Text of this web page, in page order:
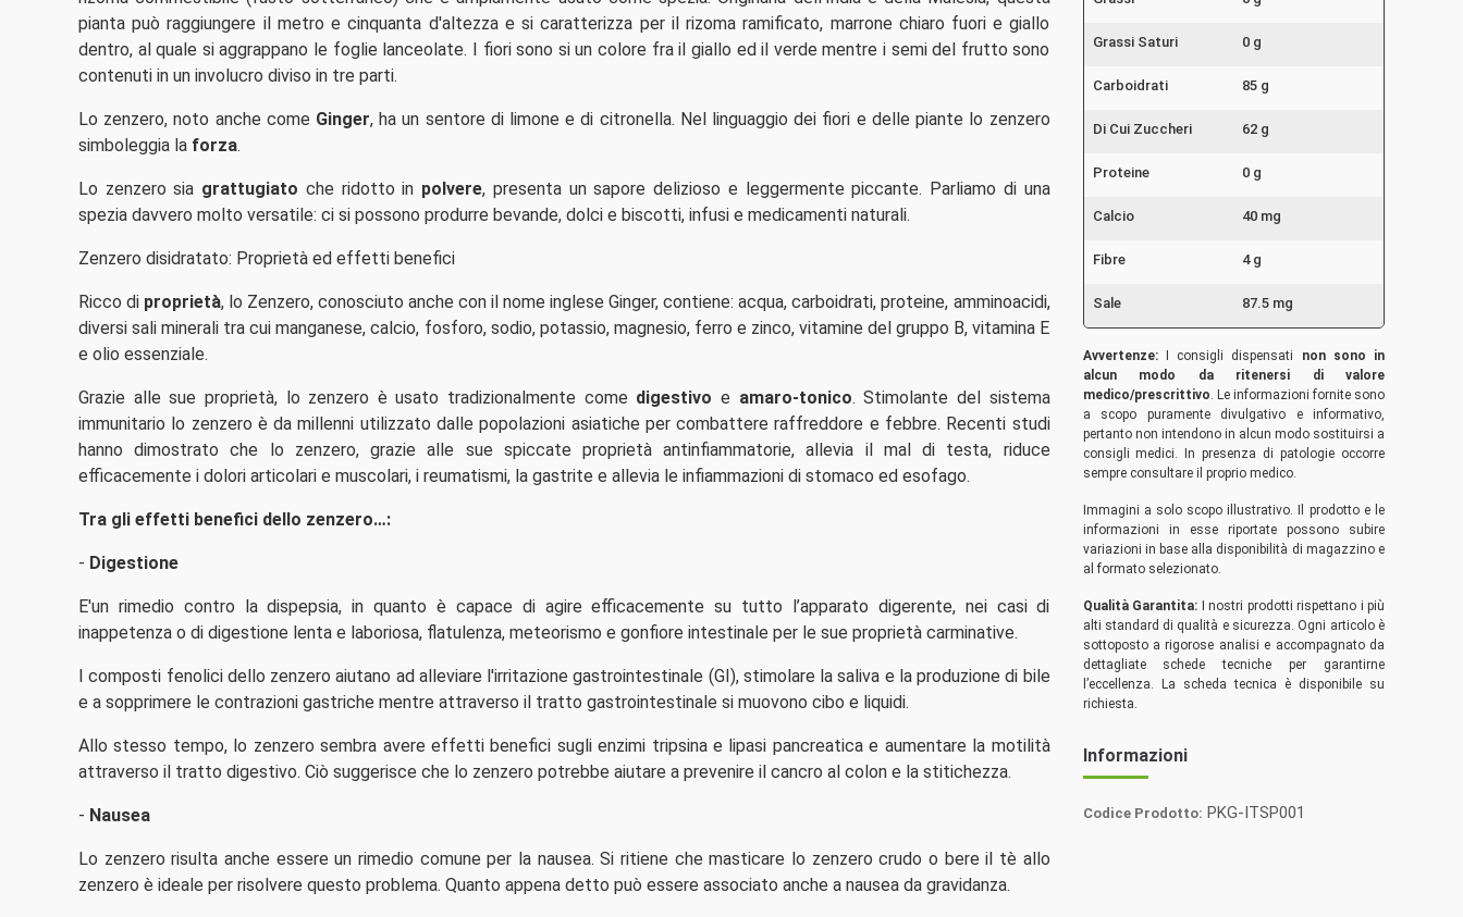
pianta può raggiungere il metro e cinquanta d'altezza e si caratterizza per il rizoma ramificato, marrone chiaro fuori e giallo
dentro, al quale si aggrappano le foglie lanceolate. I fiori sono si un colore fra il giallo ed il verde mentre i semi del frutto sono
contenuti in un involucro diviso in tre parti.
Lo zenzero, noto anche come Ginger, ha un sentore di limone e di citronella. Nel linguaggio dei fiori e delle piante lo zenzero
simboleggia la forza.
Lo zenzero sia grattugiato che ridotto in polvere, presenta un sapore delizioso e leggermente piccante. Parliamo di una
spezia davvero molto versatile: ci si possono produrre bevande, dolci e biscotti, infusi e medicamenti naturali.
Zenzero disidratato: Proprietà ed effetti benefici
Ricco di proprietà, lo Zenzero, conosciuto anche con il nome inglese Ginger, contiene: acqua, carboidrati, proteine, amminoacidi,
diversi sali minerali tra cui manganese, calcio, fosforo, sodio, potassio, magnesio, ferro e zinco, vitamine del gruppo B, vitamina E
e olio essenziale.
Grazie alle sue proprietà, lo zenzero è usato tradizionalmente come digestivo e amaro-tonico. Stimolante del sistema
immunitario lo zenzero è da millenni utilizzato dalle popolazioni asiatiche per combattere raffreddore e febbre. Recenti studi
hanno dimostrato che lo zenzero, grazie alle sue spiccate proprietà antinfiammatorie, allevia il mal di testa, riduce
efficacemente i dolori articolari e muscolari, i reumatismi, la gastrite e allevia le infiammazioni di stomaco ed esofago.
Tra gli effetti benefici dello zenzero…:
- Digestione
E'un rimedio contro la dispepsia, in quanto è capace di agire efficacemente su tutto l’apparato digerente, nei casi di
inappetenza o di digestione lenta e laboriosa, flatulenza, meteorismo e gonfiore intestinale per le sue proprietà carminative.
I composti fenolici dello zenzero aiutano ad alleviare l'irritazione gastrointestinale (GI), stimolare la saliva e la produzione di bile
e a sopprimere le contrazioni gastriche mentre attraverso il tratto gastrointestinale si muovono cibo e liquidi.
Allo stesso tempo, lo zenzero sembra avere effetti benefici sugli enzimi tripsina e lipasi pancreatica e aumentare la motilità
attraverso il tratto digestivo. Ciò suggerisce che lo zenzero potrebbe aiutare a prevenire il cancro al colon e la stitichezza.
- Nausea
Lo zenzero risulta anche essere un rimedio comune per la nausea. Si ritiene che masticare lo zenzero crudo o bere il tè allo
zenzero è ideale per risolvere questo problema. Quanto appena detto può essere associato anche a nausea da gravidanza.
Grassi Saturi 0 g
Carboidrati 85 g
Di Cui Zuccheri 62 g
Proteine 0 g
Calcio 40 mg
Fibre 4 g
Sale 87.5 mg
Avvertenze:I consigli dispensati
non sono in
alcun modo da ritenersi di valore
medico/prescrittivo. Le informazioni fornite sono
a scopo puramente divulgativo e informativo,
pertanto non intendono in alcun modo sostituirsi a
consigli medici. In presenza di patologie occorre
sempre consultare il proprio medico.
Immagini a solo scopo illustrativo. Il prodotto e le
informazioni in esse riportate possono subire
variazioni in base alla disponibilità di magazzino e
al formato selezionato.
Qualità Garantita: I nostri prodotti rispettano i più
alti standard di qualità e sicurezza. Ogni articolo è
sottoposto a rigorose analisi e accompagnato da
dettagliate schede tecniche per garantirne
l’eccellenza. La scheda tecnica è disponibile su
richiesta.
Informazioni
Codice Prodotto: PKG-ITSP001